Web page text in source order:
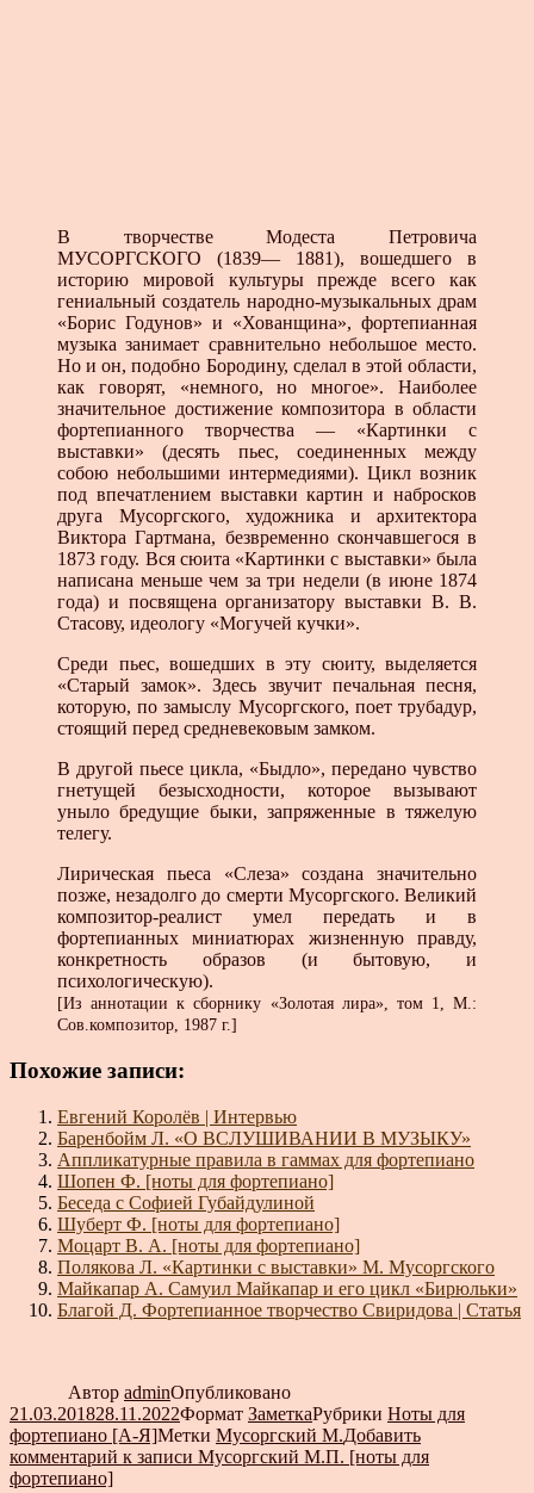
В творчестве Модеста Петровича
МУСОРГСКОГО (1839— 1881), вошедшего в
историю мировой культуры прежде всего как
гениальный создатель народно-музыкальных драм
«Борис Годунов» и «Хованщина», фортепианная
музыка занимает сравнительно небольшое место.
Но и он, подобно Бородину, сделал в этой области,
как говорят, «немного, но многое». Наиболее
значительное достижение композитора в области
фортепианного творчества — «Картинки с
выставки» (десять пьес, соединенных между
собою небольшими интермедиями). Цикл возник
под впечатлением выставки картин и набросков
друга Мусоргского, художника и архитектора
Виктора Гартмана, безвременно скончавшегося в
1873 году. Вся сюита «Картинки с выставки» была
написана меньше чем за три недели (в июне 1874
года) и посвящена организатору выставки В. В.
Стасову, идеологу «Могучей кучки».
Среди пьес, вошедших в эту сюиту, выделяется
«Старый замок». Здесь звучит печальная песня,
которую, по замыслу Мусоргского, поет трубадур,
стоящий перед средневековым замком.
В другой пьесе цикла, «Быдло», передано чувство
гнетущей безысходности, которое вызывают
уныло бредущие быки, запряженные в тяжелую
телегу.
Лирическая пьеса «Слеза» создана значительно
позже, незадолго до смерти Мусоргского. Великий
композитор-реалист умел передать и в
фортепианных миниатюрах жизненную правду,
конкретность образов (и бытовую, и
психологическую).
[Из аннотации к сборнику «Золотая лира», том 1, М.:
Сов.композитор, 1987 г.]
Похожие записи:
Евгений Королёв | Интервью
Баренбойм Л. «О ВСЛУШИВАНИИ В МУЗЫКУ»
Аппликатурные правила в гаммах для фортепиано
Шопен Ф. [ноты для фортепиано]
Беседа с Софией Губайдулиной
Шуберт Ф. [ноты для фортепиано]
Моцарт В. А. [ноты для фортепиано]
Полякова Л. «Картинки с выставки» М. Мусоргского
Майкапар А. Самуил Майкапар и его цикл «Бирюльки»
Благой Д. Фортепианное творчество Свиридова | Статья
Автор adminОпубликовано
21.03.201828.11.2022Формат ЗаметкаРубрики Ноты для
фортепиано [А-Я]Метки Мусоргский М.Добавить
комментарий к записи Мусоргский М.П. [ноты для
фортепиано]